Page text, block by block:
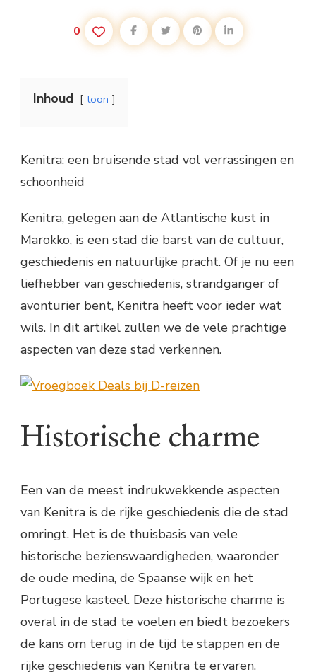
0
Inhoud toon
Kenitra: een bruisende stad vol verrassingen en
schoonheid
Kenitra, gelegen aan de Atlantische kust in
Marokko, is een stad die barst van de cultuur,
geschiedenis en natuurlijke pracht. Of je nu een
liefhebber van geschiedenis, strandganger of
avonturier bent, Kenitra heeft voor ieder wat
wils. In dit artikel zullen we de vele prachtige
aspecten van deze stad verkennen.
Historische charme
Een van de meest indrukwekkende aspecten
van Kenitra is de rijke geschiedenis die de stad
omringt. Het is de thuisbasis van vele
historische bezienswaardigheden, waaronder
de oude medina, de Spaanse wijk en het
Portugese kasteel. Deze historische charme is
overal in de stad te voelen en biedt bezoekers
de kans om terug in de tijd te stappen en de
rijke geschiedenis van Kenitra te ervaren.